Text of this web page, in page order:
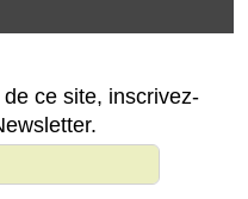
ce site, inscrivez-